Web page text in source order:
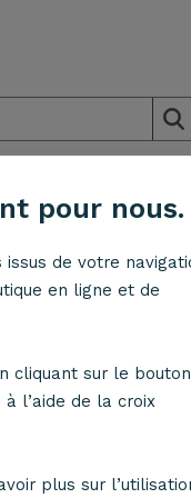
LED
jour
pour nous.
de votre
en ligne et de
cliquant sur le bouton
l’aide de la croix
plus sur